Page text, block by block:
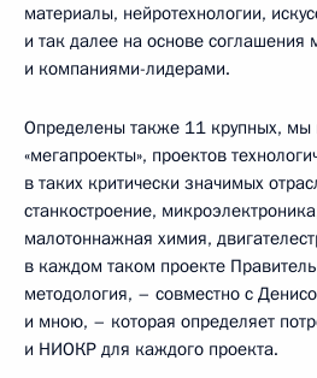
материалы, нейротехнологии,
и так далее на основе соглашения
и компаниями-лидерами.
Определены также 11 крупных, мы
«мегапроекты», проектов
в таких критически значимых
станкостроение,
малотоннажная химия,
в каждом таком проекте
методология, – совместно с
и мною, – которая определяет
и НИОКР для каждого проекта.